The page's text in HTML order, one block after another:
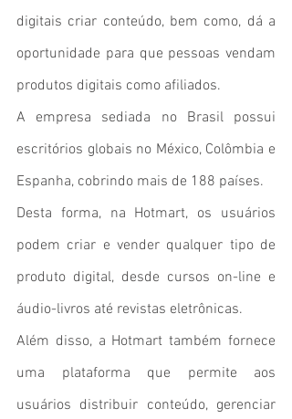
digitais criar conteúdo, bem como, dá a
oportunidade para que pessoas vendam
produtos digitais como afiliados.
A empresa sediada no Brasil possui
escritórios globais no México, Colômbia e
Espanha, cobrindo mais de 188 países.
Desta forma, na Hotmart, os usuários
podem criar e vender qualquer tipo de
produto digital, desde cursos on-line e
áudio-livros até revistas eletrônicas.
Além disso, a Hotmart também fornece
uma plataforma que permite aos
usuários distribuir conteúdo, gerenciar